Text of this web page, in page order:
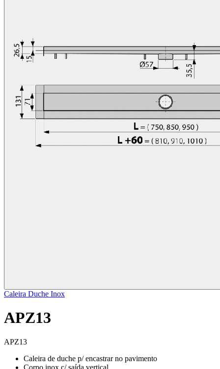
Caleira Duche Inox
APZ13
APZ13
Caleira de duche p/ encastrar no pavimento
Corpo inox c/ saída vertical